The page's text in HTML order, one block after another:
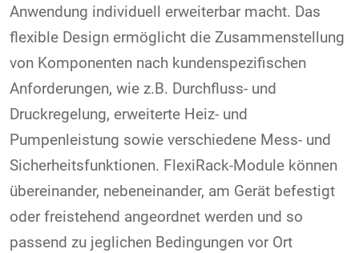
Anwendung individuell erweiterbar macht. Das
flexible Design ermöglicht die Zusammenstellung
von Komponenten nach kundenspezifischen
Anforderungen, wie z.B. Durchfluss- und
Druckregelung, erweiterte Heiz- und
Pumpenleistung sowie verschiedene Mess- und
Sicherheitsfunktionen. FlexiRack-Module können
übereinander, nebeneinander, am Gerät befestigt
oder freistehend angeordnet werden und so
passend zu jeglichen Bedingungen vor Ort